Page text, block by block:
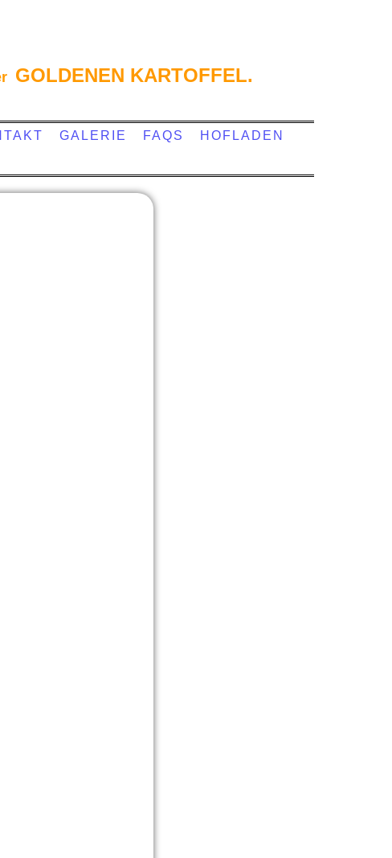
GOLDENEN KARTOFFEL.
GALERIE FAQS
HOFLADEN